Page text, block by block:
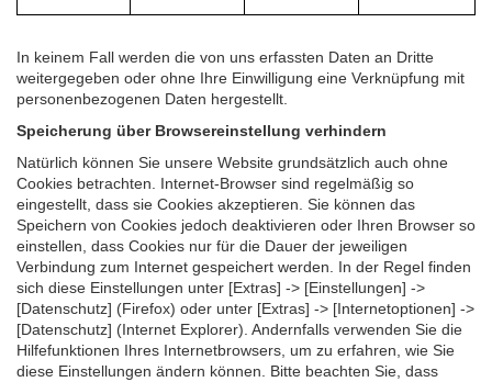
In keinem Fall werden die von uns erfassten Daten an Dritte
weitergegeben oder ohne Ihre Einwilligung eine Verknüpfung mit
personenbezogenen Daten hergestellt.
Speicherung über Browsereinstellung verhindern
Natürlich können Sie unsere Website grundsätzlich auch ohne
Cookies betrachten. Internet-Browser sind regelmäßig so
eingestellt, dass sie Cookies akzeptieren. Sie können das
Speichern von Cookies jedoch deaktivieren oder Ihren Browser so
einstellen, dass Cookies nur für die Dauer der jeweiligen
Verbindung zum Internet gespeichert werden. In der Regel finden
sich diese Einstellungen unter [Extras] -> [Einstellungen] ->
[Datenschutz] (Firefox) oder unter [Extras] -> [Internetoptionen] ->
[Datenschutz] (Internet Explorer). Andernfalls verwenden Sie die
Hilfefunktionen Ihres Internetbrowsers, um zu erfahren, wie Sie
diese Einstellungen ändern können. Bitte beachten Sie, dass